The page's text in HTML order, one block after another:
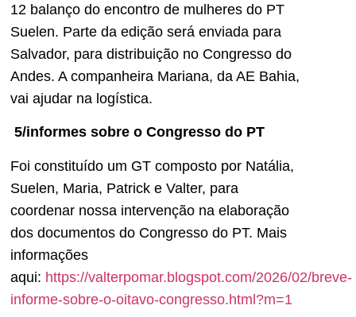
12 balanço do encontro de mulheres do PT
Suelen. Parte da edição será enviada para
Salvador, para distribuição no Congresso do
Andes. A companheira Mariana, da AE Bahia,
vai ajudar na logística.
5/informes sobre o Congresso do PT
Foi constituído um GT composto por Natália,
Suelen, Maria, Patrick e Valter, para
coordenar nossa intervenção na elaboração
dos documentos do Congresso do PT. Mais
informações
aqui: https://valterpomar.blogspot.com/2026/02/breve-
informe-sobre-o-oitavo-congresso.html?m=1